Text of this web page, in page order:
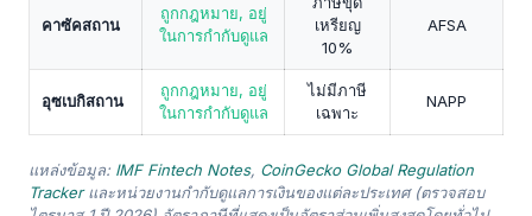
คาซัคสถาน
ถูกกฎหมาย, อยู่
ในการกำกับดูแล
เหรียญ
10%
AFSA
อุซเบกิสถาน
ถูกกฎหมาย, อยู่
ในการกำกับดูแล
ไม่มีภาษี
เฉพาะ
NAPP
แหล่งข้อมูล: IMF Fintech Notes, CoinGecko Global Regulation
Trackerและหน่วยงานกำกับดูแลการเงินของแต่ละประเทศ (ตรวจสอบ